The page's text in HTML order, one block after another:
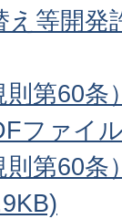
え等開発
第60条
ファイ
第60条